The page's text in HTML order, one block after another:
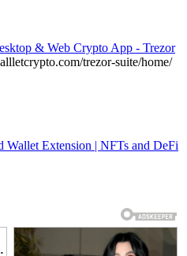
& Web Crypto App - Trezor
trezor-suite/home/
Extension | NFTs and DeFi